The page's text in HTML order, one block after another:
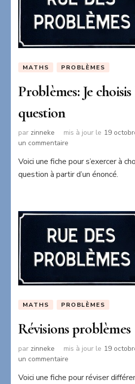
MATHS PROBLÈMES
Problèmes: Je
question
par zinneke mis à jour le 19
un commentaire
Je
choisis
Voici une fiche pour s’exercer à
question à partir d’un énoncé.
MATHS PROBLÈMES
Révisions problèmes
par zinneke mis à jour le 19
un commentaire
problèmes
Voici une fiche pour réviser